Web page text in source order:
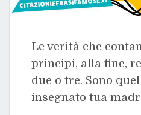
Le verità che
principi, alla fine,
due o tre. Sono
insegnato tua